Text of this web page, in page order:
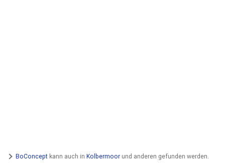
BoConcept kann auch in Kolbermoor und anderen gefunden werden.